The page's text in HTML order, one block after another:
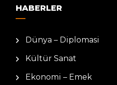
HABERLER
Dünya – Diplomasi
Kültür Sanat
Ekonomi – Emek